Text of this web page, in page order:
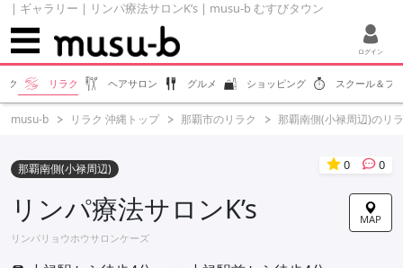
| ギャラリー | リンパ療法サロンK’s | musu-b むすびタウン
ログイン
ク リラク ヘアサロン グルメ ショッピング スクール＆フ
musu-b リラク 沖縄トップ 那覇市のリラク 那覇南側(小禄周辺)のリ
那覇南側(小禄周辺) 0 0
MAP
リンパ療法サロンK’s
リンパリョウホウサロンケーズ